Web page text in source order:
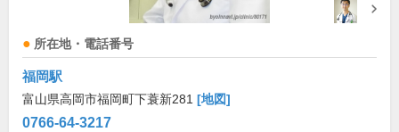
所在地・電話番号
福岡駅
富山県高岡市福岡町下蓑新281 [地図]
0766-64-3217